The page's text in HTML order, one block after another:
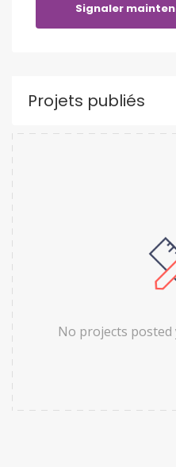
Signaler
Projets publiés
No projects